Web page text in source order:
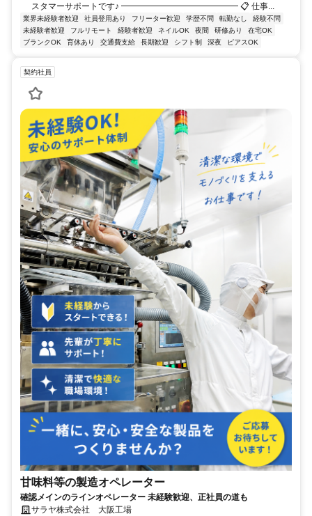
スタマーサポートです♪ ━━━━━━━━━━━━━━ 📋 仕事...
業界未経験者歓迎 社員登用あり フリーター歓迎 学歴不問 転勤なし
経験不問
未経験者歓迎
フルリモート 経験者歓迎 ネイルOK 夜間 研修あり
在宅OK
ブランクOK
育休あり 交通費支給 長期歓迎 シフト制 深夜 ピアスOK
契約社員
甘味料等の製造オペレーター
確認メインのラインオペレーター 未経験歓迎、正社員の道も
サラヤ株式会社 大阪工場